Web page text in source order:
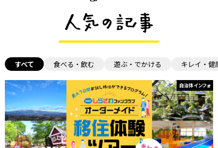
すべて 食べる・飲む 遊ぶ・でかける キレイ・健
自治体インフォ